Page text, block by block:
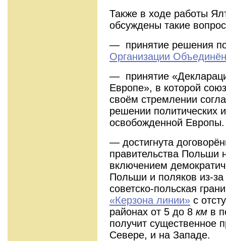
Также в ходе работы
обсуждены такие
— принятие решения
Организации
— принятие
Европе», в которой
своём стремлении
решении политических
освобожденной
— достигнута
правительства Польши
включением
Польши и поляков из-
советско-польская
«Керзона линии» с
районах от 5 до 8 км в
получит существенное
Севере, и на Западе.